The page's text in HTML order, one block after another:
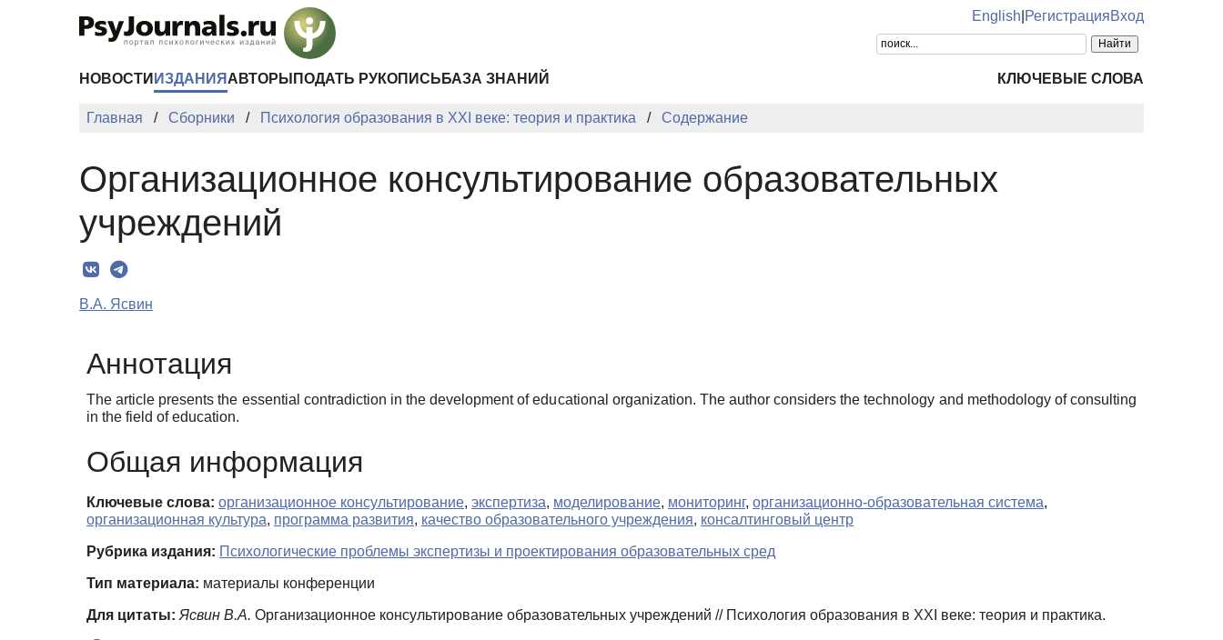
English РегистрацияВход
НОВОСТИ ИЗДАНИЯ АВТОРЫ ПОДАТЬ РУКОПИСЬ БАЗА ЗНАНИЙ КЛЮЧЕВЫЕ СЛОВА
Главная Сборники Психология образования в XXI веке: теория и практика Содержание
Организационное консультирование образовательных
учреждений
В.А. Ясвин
Аннотация
The article presents the essential contradiction in the development of educational organization. The author considers the technology and methodology of consulting
in the field of education.
Общая информация
Ключевые слова: организационное консультирование, экспертиза, моделирование, мониторинг, организационно-образовательная система,
организационная культура, программа развития, качество образовательного учреждения, консалтинговый центр
Рубрика издания: Психологические проблемы экспертизы и проектирования образовательных сред
Тип материала: материалы конференции
Для цитаты: Ясвин В.А. Организационное консультирование образовательных учреждений // Психология образования в XXI веке: теория и практика.